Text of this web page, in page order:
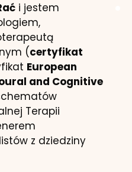
i jestem
(certyfikat
European
and Cognitive
Terapii
z dziedziny